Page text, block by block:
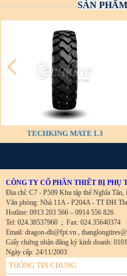
SẢN
TECHKING MATE L3
CÔNG TY CỔ PHẦN THIẾT BỊ PHỤ
Địa chỉ: C7 - P509 Khu tập thể Nghĩa
Văn phòng: Nhà 11A - P204A - TT ĐH
Hotline: 0913 203 566 – 0914 556 826
Tel: 024.38537960 ; Fax: 024.35640374
Email: dragon-dh@fpt.vn ,
Giấy chứng nhận đăng ký kinh doanh:
Ngày cấp: 24/11/2003
THÔNG TIN CHUNG